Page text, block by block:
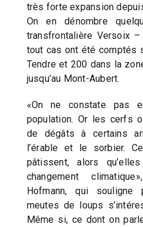
très forte expansion
On en dénombre
transfrontalière Versoix
tout cas ont été comptés
Tendre et 200 dans la
jusqu’au Mont-Aubert.
«On ne constate pas
population. Or les cerfs
de dégâts à certains
l’érable et le sorbier.
pâtissent, alors
changement
Hofmann, qui
meutes de loups
Même si, ce dont on